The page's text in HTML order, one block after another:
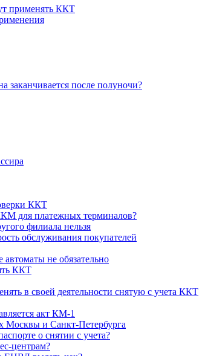
применять ККТ
заканчивается после полуночи?
ККТ
для платежных терминалов?
филиала нельзя
обслуживания покупателей
не обязательно
ККТ
в своей деятельности снятую с учета ККТ
акт КМ-1
Москвы и Санкт-Петербурга
о снятии с учета?
центрам?